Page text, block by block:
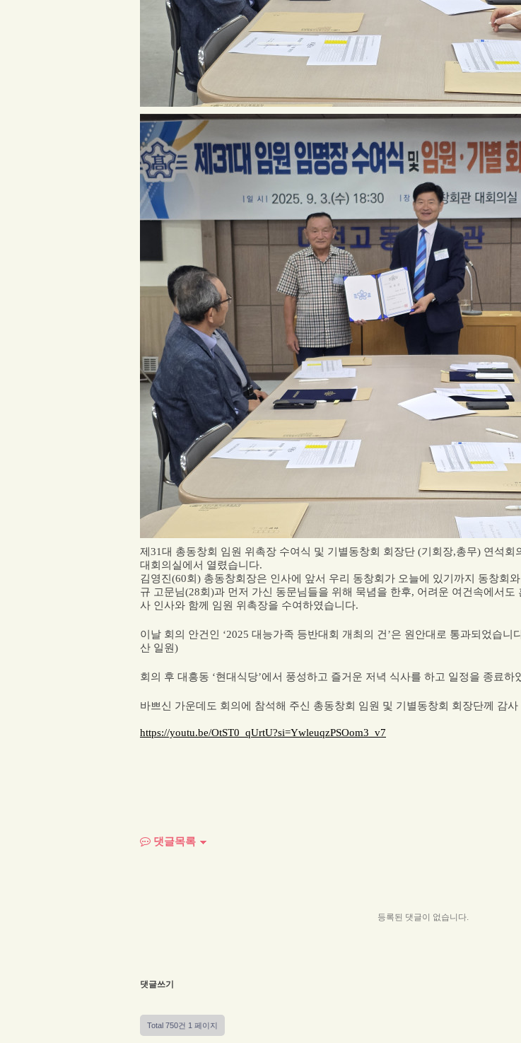
제 31대 총동창회 임원 위촉장 수여식 및 기별동창회 회장단 (기회장,총무) 연석회
대회의실에서 열렸습니다.
김영진 (60회 ) 총동창회장은 인사에 앞서 우리 동창회가 오늘에 있기까지 동창회
규 고문님(28회 )과 먼저 가신 동문님들을 위해 묵념을 한후, 어려운 여건속에서도
사 인사와 함께 임원 위촉장을 수여하였습니다.
이날 회의 안건인 ‘2025 대능가족 등반대회 개최의 건 ’은 원안대로 통과되었습니
산 일원)
회의 후 대흥동 ‘현대식당’에서 풍성하고 즐거운 저녁 식사를 하고 일정을 종료하
바쁘신 가운데도 회의에 참석해 주신 총동창회 임원 및 기별동창회 회장단께 감
https://youtu.be/OtST0_qUrtU?si=YwleuqzPSOom3_v7
댓글목록
등록된 댓글이 없습니다.
댓글쓰기
Total 750건 1 페이지